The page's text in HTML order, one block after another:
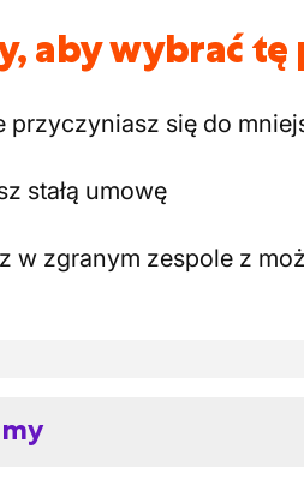
aby wybrać tę
przyczyniasz się do
stałą umowę
w zgranym zespole z